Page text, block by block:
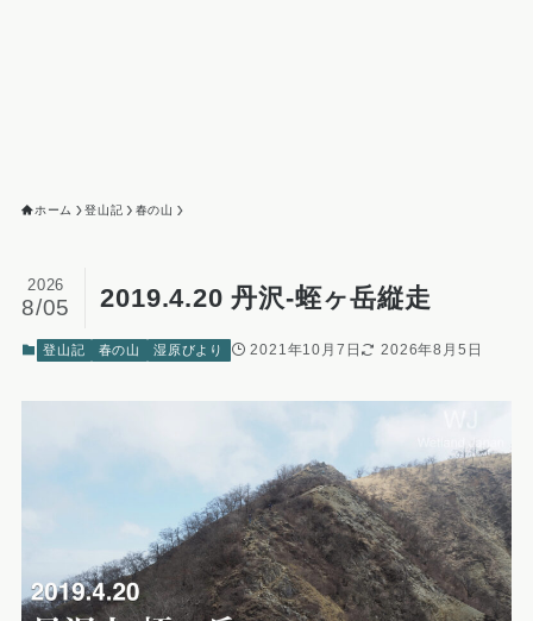
ホーム 登山記 春の山
2019.4.20 丹沢-蛭ヶ岳縦走
2026
8/05
登山記 春の山 湿原びより 2021年10月7日 2026年8月5日